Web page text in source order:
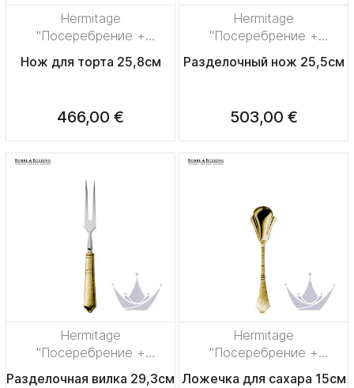
Hermitage
"Посеребрение +
сплошная позолота"
Нож для торта 25,8см
466,00 €
Hermitage
"Посеребрение +
сплошная позолота"
Разделочный нож 25,5см
503,00 €
Hermitage
"Посеребрение +
сплошная позолота"
Разделочная вилка 29,3см
Hermitage
"Посеребрение +
сплошная позолота"
Ложечка для сахара 15см